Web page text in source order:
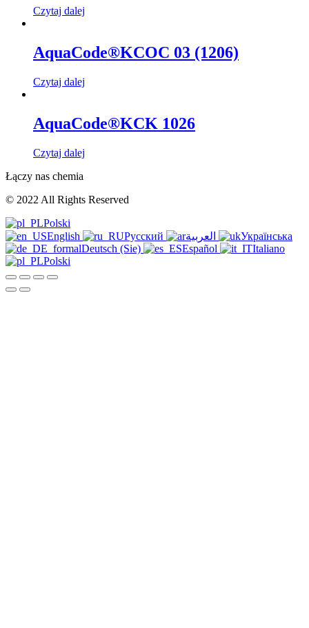
Czytaj dalej
AquaCode®KCOC 03 (1206)
Czytaj dalej
AquaCode®KCK 1026
Czytaj dalej
Łączy nas chemia
© 2022 All Rights Reserved
Polski
English
Русский
Українська
Deutsch (Sie)
Español
Italiano
Polski